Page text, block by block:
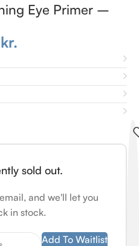
Eye Primer –
kr.
sold out.
and we'll let you
in stock.
Add To Waitlist